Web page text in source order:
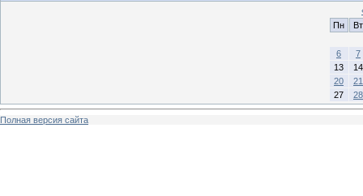
Пн
Вт
6
7
13
14
20
21
27
28
Полная версия сайта